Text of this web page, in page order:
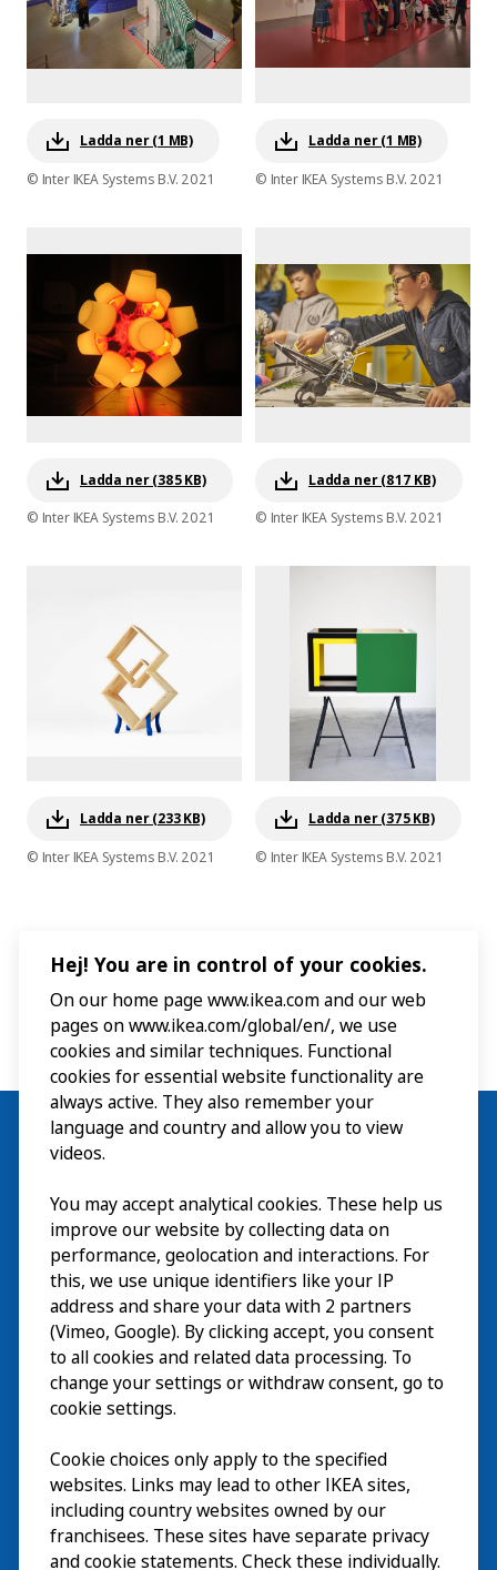
Ladda ner (1 MB)
© Inter IKEA Systems B.V. 2021
Ladda ner (1 MB)
© Inter IKEA Systems B.V. 2021
Ladda ner (385 KB)
© Inter IKEA Systems B.V. 2021
Ladda ner (817 KB)
© Inter IKEA Systems B.V. 2021
Ladda ner (233 KB)
© Inter IKEA Systems B.V. 2021
Ladda ner (375 KB)
© Inter IKEA Systems B.V. 2021
Besök
Utforska
På gång
Om
Hej! You are in control of your cookies.
On our home page www.ikea.com and our web
pages on www.ikea.com/global/en/, we use
cookies and similar techniques. Functional
cookies for essential website functionality are
always active. They also remember your
language and country and allow you to view
videos.
You may accept analytical cookies. These help us
improve our website by collecting data on
performance, geolocation and interactions. For
this, we use unique identifiers like your IP
address and share your data with 2 partners
(Vimeo, Google). By clicking accept, you consent
to all cookies and related data processing. To
change your settings or withdraw consent, go to
cookie settings.
Cookie choices only apply to the specified
websites. Links may lead to other IKEA sites,
including country websites owned by our
franchisees. These sites have separate privacy
and cookie statements. Check these individually.